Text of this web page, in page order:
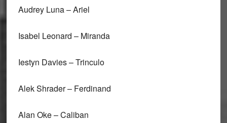
Audrey Luna – Ariel
Isabel Leonard – Miranda
Iestyn Davies – Trinculo
Alek Shrader – Ferdinand
Alan Oke – Caliban